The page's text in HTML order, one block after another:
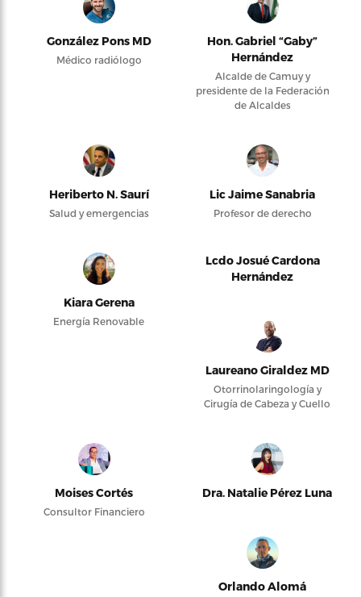
González Pons MD
Médico radiólogo
Hon. Gabriel “Gaby”
Hernández
Alcalde de Camuy y
presidente de la Federación
de Alcaldes
Heriberto N. Saurí
Salud y emergencias
Lic Jaime Sanabria
Profesor de derecho
Kiara Gerena
Energía Renovable
Lcdo Josué Cardona
Hernández
Laureano Giraldez MD
Otorrinolaringología y
Cirugía de Cabeza y Cuello
Moises Cortés
Consultor Financiero
Dra. Natalie Pérez Luna
Orlando Alomá